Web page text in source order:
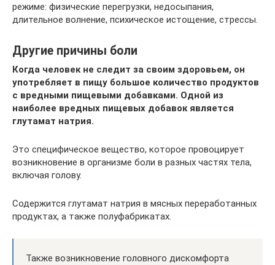
режиме: физические перегрузки, недосыпания,
длительное волнение, психическое истощение, стрессы.
Другие причины боли
Когда человек не следит за своим здоровьем, он
употребляет в пищу большое количество продуктов
с вредными пищевыми добавками. Одной из
наиболее вредных пищевых добавок является
глутамат натрия.
Это специфическое вещество, которое провоцирует
возникновение в организме боли в разных частях тела,
включая голову.
Содержится глутамат натрия в мясных переработанных
продуктах, а также полуфабрикатах.
Также возникновение головного дискомфорта